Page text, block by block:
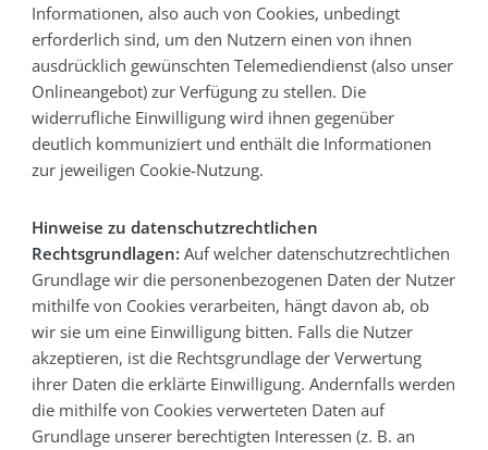
Informationen, also auch von Cookies, unbedingt
erforderlich sind, um den Nutzern einen von ihnen
ausdrücklich gewünschten Telemediendienst (also unser
Onlineangebot) zur Verfügung zu stellen. Die
widerrufliche Einwilligung wird ihnen gegenüber
deutlich kommuniziert und enthält die Informationen
zur jeweiligen Cookie-Nutzung.
Hinweise zu datenschutzrechtlichen
Rechtsgrundlagen: Auf welcher datenschutzrechtlichen
Grundlage wir die personenbezogenen Daten der Nutzer
mithilfe von Cookies verarbeiten, hängt davon ab, ob
wir sie um eine Einwilligung bitten. Falls die Nutzer
akzeptieren, ist die Rechtsgrundlage der Verwertung
ihrer Daten die erklärte Einwilligung. Andernfalls werden
die mithilfe von Cookies verwerteten Daten auf
Grundlage unserer berechtigten Interessen (z. B. an